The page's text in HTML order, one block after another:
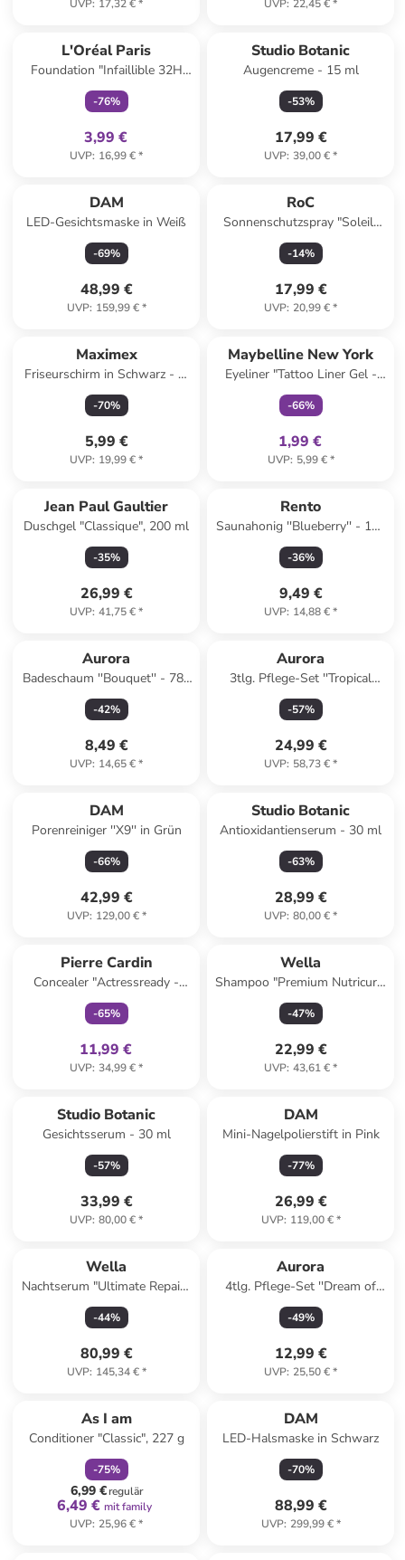
UVP: 17,32 €* UVP: 22,45 €*
L'Oréal Paris
Foundation "Infaillible 32H
Fresh Wear Make-up - 392
Cool", 30 ml
-76%
3,99 €
UVP: 16,99 €*
Studio Botanic
Augencreme - 15 ml
-53%
17,99 €
UVP: 39,00 €*
DAM
LED-Gesichtsmaske in Weiß
-69%
48,99 €
UVP: 159,99 €*
RoC
Sonnenschutzspray "Soleil-
Protect Moisturising Lotion" -
LSF 30, 200 ml
-14%
17,99 €
UVP: 20,99 €*
Maximex
Friseurschirm in Schwarz - Ø
60 cm
-70%
5,99 €
UVP: 19,99 €*
Maybelline New York
Eyeliner "Tattoo Liner Gel -
813 Punchy Pink", 1,2 g
-66%
1,99 €
UVP: 5,99 €*
Jean Paul Gaultier
Duschgel "Classique", 200 ml
-35%
26,99 €
UVP: 41,75 €*
Rento
Saunahonig ''Blueberry'' - 150
ml
-36%
9,49 €
UVP: 14,88 €*
Aurora
Badeschaum ''Bouquet'' - 780
ml
-42%
8,49 €
UVP: 14,65 €*
Aurora
3tlg. Pflege-Set ''Tropical
Paradise''
-57%
24,99 €
UVP: 58,73 €*
DAM
Porenreiniger ''X9'' in Grün
-66%
42,99 €
UVP: 129,00 €*
Studio Botanic
Antioxidantienserum - 30 ml
-63%
28,99 €
UVP: 80,00 €*
Pierre Cardin
Concealer "Actressready -
Medium", 1,4 g
-65%
11,99 €
UVP: 34,99 €*
Wella
Shampoo "Premium Nutricurls
Waves", 1000 ml
-47%
22,99 €
UVP: 43,61 €*
Studio Botanic
Gesichtsserum - 30 ml
-57%
33,99 €
UVP: 80,00 €*
DAM
Mini-Nagelpolierstift in Pink
-77%
26,99 €
UVP: 119,00 €*
Wella
Nachtserum "Ultimate Repair",
185 ml
-44%
80,99 €
UVP: 145,34 €*
Aurora
4tlg. Pflege-Set ''Dream of
Lavender''
-49%
12,99 €
UVP: 25,50 €*
As I am
Conditioner "Classic", 227 g
-75%
6,99 €regulär
6,49 € mit family
UVP: 25,96 €*
DAM
LED-Halsmaske in Schwarz
-70%
88,99 €
UVP: 299,99 €*